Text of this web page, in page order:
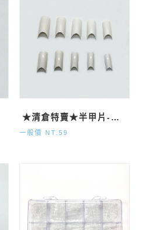
★清倉特賣★半甲片-法式500P
一般價 NT.59